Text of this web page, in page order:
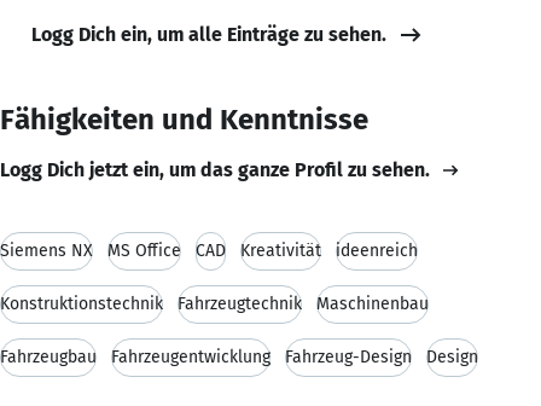
Logg Dich ein, um alle Einträge zu sehen.
Fähigkeiten und Kenntnisse
Logg Dich jetzt ein, um das ganze Profil zu sehen.
Siemens NX MS Office CAD Kreativität ideenreich
Konstruktionstechnik Fahrzeugtechnik Maschinenbau
Fahrzeugbau Fahrzeugentwicklung Fahrzeug-Design Design